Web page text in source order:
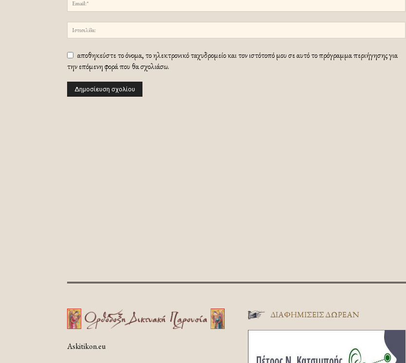
αποθηκεύστε το όνομα, το ηλεκτρονικό ταχυδρομείο και τον ιστότοπό μου σε αυτό το πρόγραμμα περιήγησης για
την επόμενη φορά που θα σχολιάσω.
Askitikon.eu
ΔΙΑΦΗΜΊΣΕΙΣ ΔΩΡΕΆΝ